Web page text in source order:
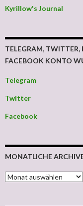
Kyrillow's Journal
TELEGRAM,
FACEBOOK KONTO
Telegram
Twitter
Facebook
MONATLICHE
MONATLICHE ARCHIVE